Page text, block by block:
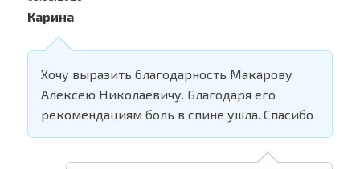
Карина
Хочу выразить благодарность Макарову
Алексею Николаевичу. Благодаря его
рекомендациям боль в спине ушла. Спасибо